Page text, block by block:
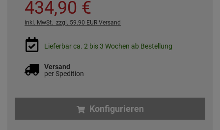
434,90 €
inkl. MwSt. zzgl. 59.90 EUR Versand
Lieferbar ca. 2 bis 3 Wochen ab Bestellung
Versand
per Spedition
Konfigurieren